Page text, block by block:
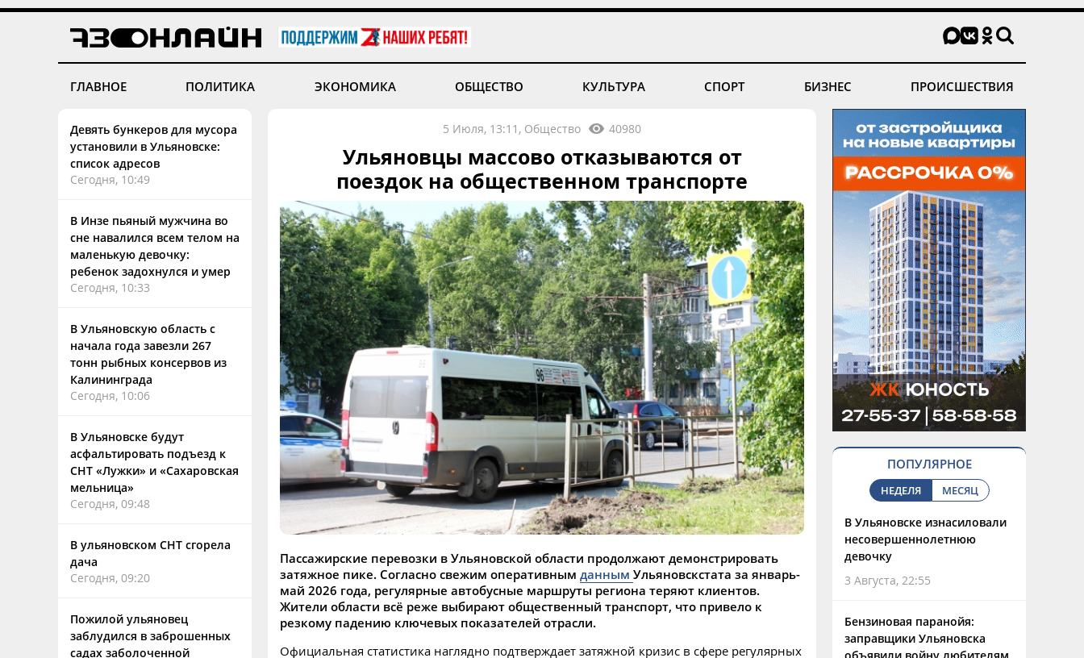
ГЛАВНОЕ ПОЛИТИКА ЭКОНОМИКА ОБЩЕСТВО КУЛЬТУРА СПОРТ БИЗНЕС ПРОИСШЕСТВИЯ
Девять бункеров для мусора
установили в Ульяновске:
список адресов
Сегодня, 10:49
В Инзе пьяный мужчина во
сне навалился всем телом на
маленькую девочку:
ребенок задохнулся и умер
Сегодня, 10:33
В Ульяновскую область с
начала года завезли 267
тонн рыбных консервов из
Калининграда
Сегодня, 10:06
В Ульяновске будут
асфальтировать подъезд к
СНТ «Лужки» и «Сахаровская
мельница»
Сегодня, 09:48
В ульяновском СНТ сгорела
дача
Сегодня, 09:20
Пожилой ульяновец
заблудился в заброшенных
садах заболоченной
5 Июля, 13:11, Общество 40980
Ульяновцы массово отказываются от
поездок на общественном транспорте
Пассажирские перевозки в Ульяновской области продолжают демонстрировать
затяжное пике. Согласно свежим оперативным данным Ульяновскстата за январь-
май 2026 года, регулярные автобусные маршруты региона теряют клиентов.
Жители области всё реже выбирают общественный транспорт, что привело к
резкому падению ключевых показателей отрасли.
Официальная статистика наглядно подтверждает затяжной кризис в сфере регулярных
ПОПУЛЯРНОЕ
НЕДЕЛЯ МЕСЯЦ
В Ульяновске изнасиловали
несовершеннолетнюю
девочку
3 Августа, 22:55
Бензиновая паранойя:
заправщики Ульяновска